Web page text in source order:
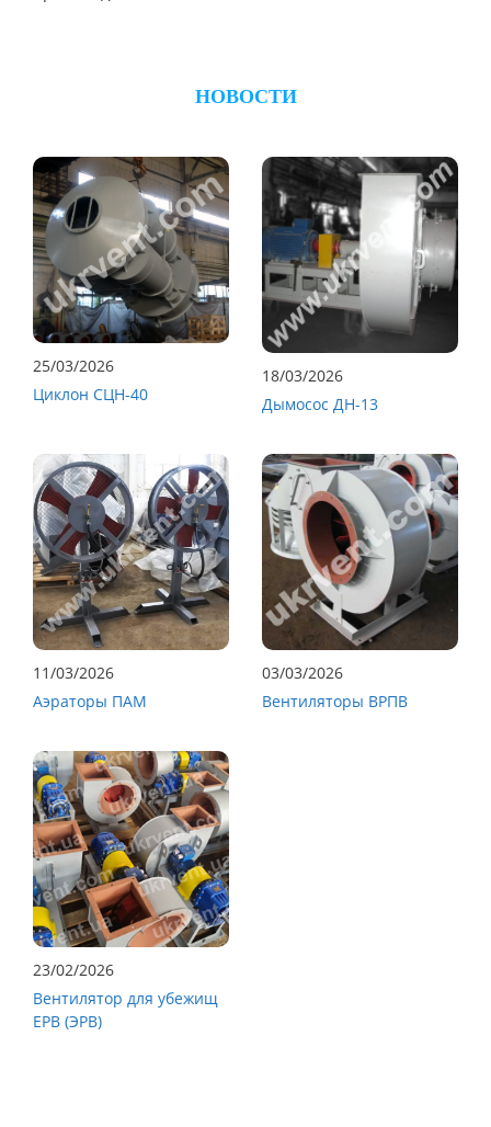
НОВОСТИ
25/03/2026
Циклон СЦН-40
18/03/2026
Дымосос ДН-13
11/03/2026
Аэраторы ПАМ
03/03/2026
Вентиляторы ВРПВ
23/02/2026
Вентилятор для убежищ
ЕРВ (ЭРВ)